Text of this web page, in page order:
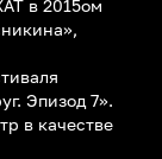
в 2015ом
Эпизод 7».
в качестве